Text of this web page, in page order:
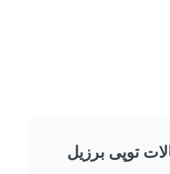
توپی برزیل